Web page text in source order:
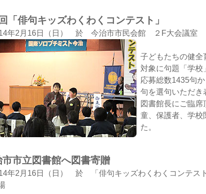
「俳句キッズわくわくコンテスト」
年2月16日（日） 於 今治市市民会館 ２F大会議室
子どもたちの健全
対象に句題「学校
応募総数1435句
句を選句いただき
図書館長にご臨
童、保護者、学校
た。
市市立図書館へ図書寄贈
年2月16日（日） 於 「俳句キッズわくわくコンテス